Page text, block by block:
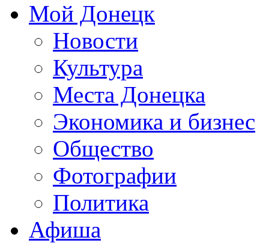
Мой Донецк
Новости
Культура
Места Донецка
Экономика и бизнес
Общество
Фотографии
Политика
Афиша